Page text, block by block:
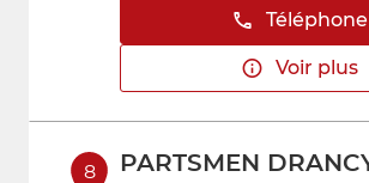
Téléphone
Voir plus
8 PARTSMEN